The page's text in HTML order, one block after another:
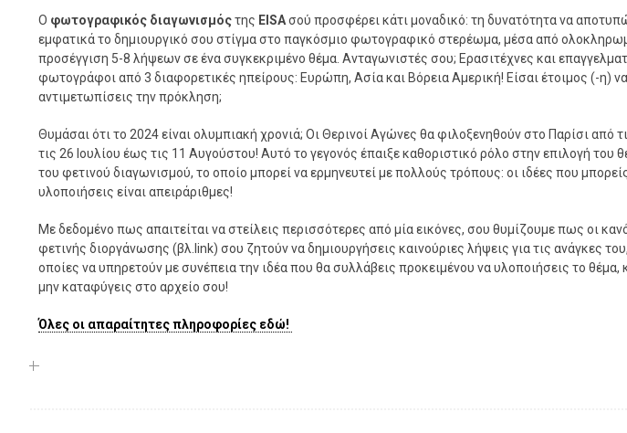
Ο φωτογραφικός διαγωνισμόςτης ΕISAσού προσφέρει κάτι μοναδικό: τη δυνατότητα να
εμφατικά το δημιουργικό σου στίγμα στο παγκόσμιο φωτογραφικό στερέωμα, μέσα από
προσέγγιση 5-8 λήψεων σε ένα συγκεκριμένο θέμα. Ανταγωνιστές σου; Ερασιτέχνες και
φωτογράφοι από 3 διαφορετικές ηπείρους: Ευρώπη, Ασία και Βόρεια Αμερική! Είσαι έτοιμος (-η) να
αντιμετωπίσεις την πρόκληση;
Θυμάσαι ότι το 2024 είναι ολυμπιακή χρονιά; Οι Θερινοί Αγώνες θα φιλοξενηθούν στο Παρίσι από
τις 26 Ιουλίου έως τις 11 Αυγούστου! Αυτό το γεγονός έπαιξε καθοριστικό ρόλο στην επιλογή του
του φετινού διαγωνισμού, το οποίο μπορεί να ερμηνευτεί με πολλούς τρόπους: οι ιδέες που
υλοποιήσεις είναι απειράριθμες!
Με δεδομένο πως απαιτείται να στείλεις περισσότερες από μία εικόνες, σου θυμίζουμε πως οι
φετινής διοργάνωσης (βλ.link) σου ζητούν να δημιουργήσεις καινούριες λήψεις για τις ανάγκες
οποίες να υπηρετούν με συνέπεια την ιδέα που θα συλλάβεις προκειμένου να υλοποιήσεις το θέμα,
μην καταφύγεις στο αρχείο σου!
Όλες οι απαραίτητες πληροφορίες εδώ!